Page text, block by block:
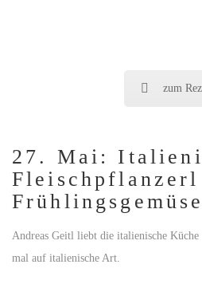
zum
27. Mai:
Frühlingsgemüse
Andreas Geitl liebt die italienische
mal auf italienische Art.